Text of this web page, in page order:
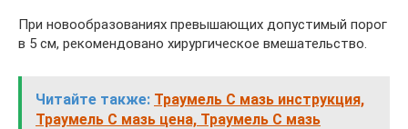
При новообразованиях превышающих допустимый порог
в 5 см, рекомендовано хирургическое вмешательство.
Читайте также: Траумель С мазь инструкция,
Траумель С мазь цена, Траумель С мазь